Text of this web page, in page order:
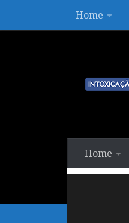
Skip to contentHome
Home